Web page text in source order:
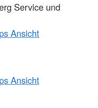
Service und
Ansicht
Ansicht